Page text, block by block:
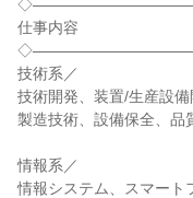
仕事内容
技術系／
技術開発、装置/生産設
製造技術、設備保全、品
情報系／
情報システム、スマート